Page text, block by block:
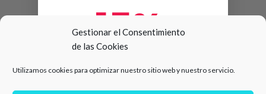
Gestionar el Consentimiento
de las Cookies
Utilizamos cookies para optimizar nuestro sitio web y nuestro servicio.
15%
compra 🛍️